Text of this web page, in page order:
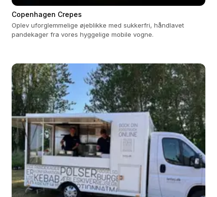
Copenhagen Crepes
Oplev uforglemmelige øjeblikke med sukkerfri, håndlavet
pandekager fra vores hyggelige mobile vogne.